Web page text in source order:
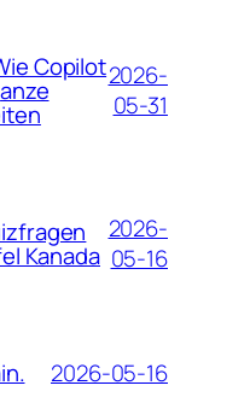
Copilot2026-
05-31
Kanada
2026-
05-16
2026-05-16